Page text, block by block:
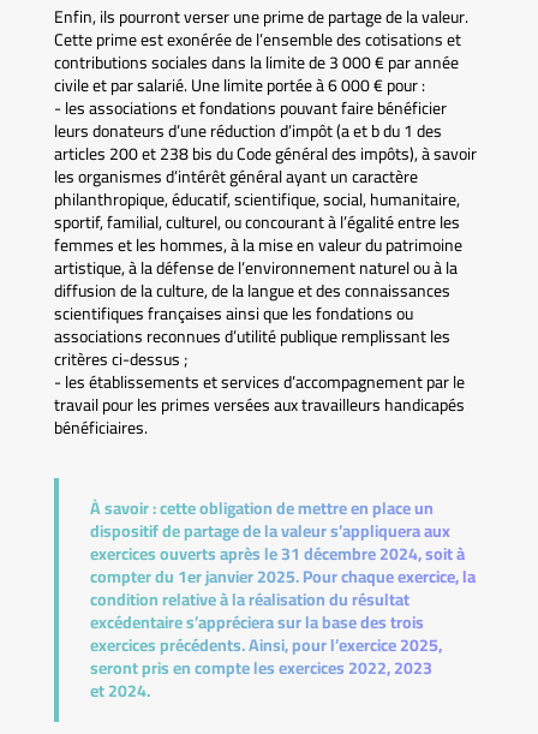
Enfin, ils pourront verser une prime de partage de la valeur.
Cette prime est exonérée de l’ensemble des cotisations et
contributions sociales dans la limite de 3 000 € par année
civile et par salarié. Une limite portée à 6 000 € pour :
- les associations et fondations pouvant faire bénéficier
leurs donateurs d’une réduction d’impôt (a et b du 1 des
articles 200 et 238 bis du Code général des impôts), à savoir
les organismes d’intérêt général ayant un caractère
philanthropique, éducatif, scientifique, social, humanitaire,
sportif, familial, culturel, ou concourant à l’égalité entre les
femmes et les hommes, à la mise en valeur du patrimoine
artistique, à la défense de l’environnement naturel ou à la
diffusion de la culture, de la langue et des connaissances
scientifiques françaises ainsi que les fondations ou
associations reconnues d’utilité publique remplissant les
critères ci-dessus ;
- les établissements et services d’accompagnement par le
travail pour les primes versées aux travailleurs handicapés
bénéficiaires.
À savoir :cette obligation de mettre en place un
dispositif de partage de la valeur s’appliquera aux
exercices ouverts après le 31 décembre 2024, soit à
compter du 1er janvier 2025. Pour chaque exercice, la
condition relative à la réalisation du résultat
excédentaire s’appréciera sur la base des trois
exercices précédents. Ainsi, pour l’exercice 2025,
seront pris en compte les exercices 2022, 2023
et 2024.